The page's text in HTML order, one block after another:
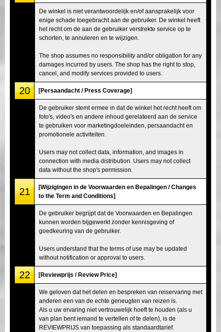
De winkel is niet verantwoordelijk en/of aansprakelijk voor
enige schade toegebracht aan de gebruiker. De winkel heeft
het recht om de aan de gebruiker verstrekte service op te
schorten, te annuleren en te wijzigen.
The shop assumes no responsibility and/or obligation for any
damages incurred by users. The shop has the right to stop,
cancel, and modify services provided to users.
20 [Persaandacht / Press Coverage]
De gebruiker stemt ermee in dat de winkel het recht heeft om
foto's, video's en andere inhoud gerelateerd aan de service
te gebruiken voor marketingdoeleinden, persaandacht en
promotionele activiteiten.
Users may not collect data, information, and images in
connection with media distribution. Users may not collect
data without the shop's permission.
21
[Wijzigingen in de Voorwaarden en Bepalingen / Changes
to the Term and Conditions]
De gebruiker begrijpt dat de Voorwaarden en Bepalingen
kunnen worden bijgewerkt zonder kennisgeving of
goedkeuring van de gebruiker.
Users understand that the terms of use may be updated
without notification or approval to users.
22 [Reviewprijs / Review Price]
We geloven dat het delen en bespreken van reiservaring met
anderen een van de echte geneugten van reizen is.
Als u uw ervaring niet vertrouwelijk hoeft te houden (als u
van plan bent iemand te vertellen of te delen), is de
REVIEWPRIJS van toepassing als standaardtarief.